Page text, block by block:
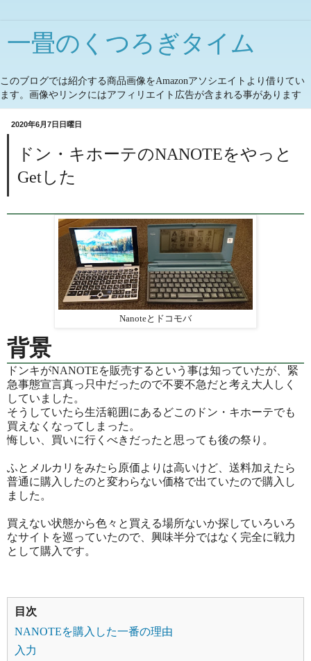
一畳のくつろぎタイム
このブログでは紹介する商品画像をAmazonアソシエイトより借りてい
ます。画像やリンクにはアフィリエイト広告が含まれる事があります
2020年6月7日日曜日
ドン・キホーテのNANOTEをやっと
Getした
Nanoteとドコモバ
背景
ドンキがNANOTEを販売するという事は知っていたが、緊
急事態宣言真っ只中だったので不要不急だと考え大人しく
していました。
そうしていたら生活範囲にあるどこのドン・キホーテでも
買えなくなってしまった。
悔しい、買いに行くべきだったと思っても後の祭り。
ふとメルカリをみたら原価よりは高いけど、送料加えたら
普通に購入したのと変わらない価格で出ていたので購入し
ました。
買えない状態から色々と買える場所ないか探していろいろ
なサイトを巡っていたので、興味半分ではなく完全に戦力
として購入です。
目次
NANOTEを購入した一番の理由
入力